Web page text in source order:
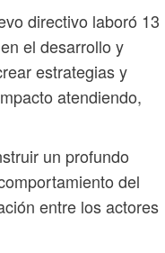
directivo laboró 13
el desarrollo y
estrategias y
atendiendo,
un profundo
del
entre los actores